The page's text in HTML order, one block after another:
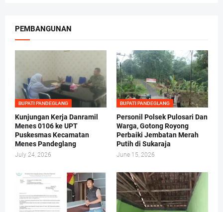
PEMBANGUNAN
BUPATI PANDEGLANG
Kunjungan Kerja Danramil
Menes 0106 ke UPT
Puskesmas Kecamatan
Menes Pandeglang
July 24, 2026
BUPATI PANDEGLANG
Personil Polsek Pulosari Dan
Warga, Gotong Royong
Perbaiki Jembatan Merah
Putih di Sukaraja
June 15, 2026